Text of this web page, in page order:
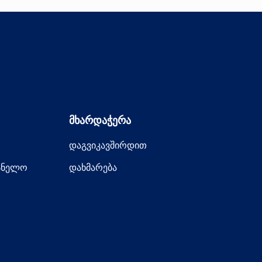
მხარდაჭერა
დაგვიკავშირდით
დახმარება